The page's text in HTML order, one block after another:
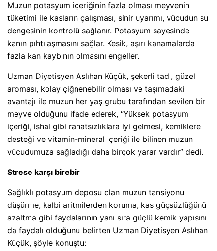
Muzun potasyum içeriğinin fazla olması meyvenin
tüketimi ile kasların çalışması, sinir uyarımı, vücudun su
dengesinin kontrolü sağlanır. Potasyum sayesinde
kanın pıhtılaşmasını sağlar. Kesik, aşırı kanamalarda
fazla kan kaybının olmasını engeller.
Uzman Diyetisyen Aslıhan Küçük, şekerli tadı, güzel
aroması, kolay çiğnenebilir olması ve taşımadaki
avantajı ile muzun her yaş grubu tarafından sevilen bir
meyve olduğunu ifade ederek, “Yüksek potasyum
içeriği, ishal gibi rahatsızlıklara iyi gelmesi, kemiklere
desteği ve vitamin-mineral içeriği ile bilinen muzun
vücudumuza sağladığı daha birçok yarar vardır” dedi.
Strese karşı birebir
Sağlıklı potasyum deposu olan muzun tansiyonu
düşürme, kalbi aritmilerden koruma, kas güçsüzlüğünü
azaltma gibi faydalarının yanı sıra güçlü kemik yapısını
da faydalı olduğunu belirten Uzman Diyetisyen Aslıhan
Küçük, şöyle konuştu: